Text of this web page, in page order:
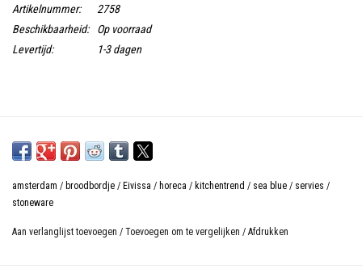
Artikelnummer:
2758
Beschikbaarheid:
Op voorraad
Levertijd:
1-3 dagen
amsterdam / broodbordje / Eivissa / horeca / kitchentrend / sea blue / servies /
stoneware
Aan verlanglijst toevoegen / Toevoegen om te vergelijken / Afdrukken